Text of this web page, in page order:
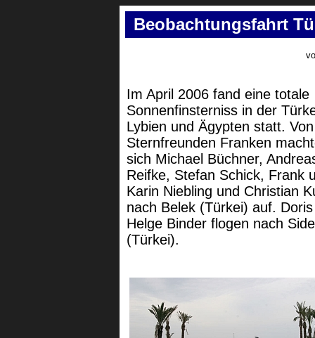
Beobachtungsfahrt
Im April 2006 fand eine totale
Sonnenfinsterniss in der
Lybien und Ägypten statt.
Sternfreunden Franken
sich Michael Büchner,
Reifke, Stefan Schick, Frank
Karin Niebling und Christian
nach Belek (Türkei) auf.
Helge Binder flogen nach Side
(Türkei).